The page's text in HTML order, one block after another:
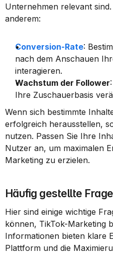
Unternehmen relevant
anderem:
Conversion-Rate:
nach dem Anschauen
interagieren.
Wachstum der Follower
Ihre Zuschauerbasis
Wenn sich bestimmte
erfolgreich herausstellen,
nutzen. Passen Sie Ihre
Nutzer an, um maximalen
Marketing zu erzielen.
Häufig gestellte
Hier sind einige wichtige
können, TikTok-Marketing
Informationen bieten klare
Plattform und die